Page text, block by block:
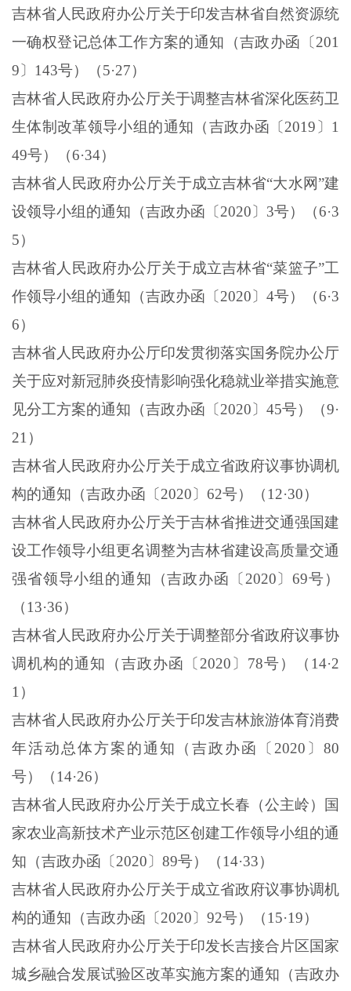
吉林省人民政府办公厅关于印发吉林省自然资源统
一确权登记总体工作方案的通知（吉政办函〔201
9〕 143号）（5·27）
吉林省人民政府办公厅关于调整吉林省深化医药卫
生体制改革领导小组的通知（吉政办函〔2019〕 1
49号）（6·34）
吉林省人民政府办公厅关于成立吉林省“大水网”建
设领导小组的通知（吉政办函〔2020〕 3号）（6·3
5）
吉林省人民政府办公厅关于成立吉林省“菜篮子”工
作领导小组的通知（吉政办函〔2020〕 4号）（6·3
6）
吉林省人民政府办公厅印发贯彻落实国务院办公厅
关于应对新冠肺炎疫情影响强化稳就业举措实施意
见分工方案的通知（吉政办函〔2020〕 45号）（9·
21 ）
吉林省人民政府办公厅关于成立省政府议事协调机
构的通知（吉政办函〔2020〕 62号）（12·30）
吉林省人民政府办公厅关于吉林省推进交通强国建
设工作领导小组更名调整为吉林省建设高质量交通
强省领导小组的通知（吉政办函〔2020〕69号）
（13·36）
吉林省人民政府办公厅关于调整部分省政府议事协
调机构的通知（吉政办函〔2020〕 78号）（ 14·2
1 ）
吉林省人民政府办公厅关于印发吉林旅游体育消费
年活动总体方案的通知（吉政办函〔 2020 〕80
号）（14·26）
吉林省人民政府办公厅关于成立长春（公主岭）国
家农业高新技术产业示范区创建工作领导小组的通
知（吉政办函〔2020〕 89号）（14·33）
吉林省人民政府办公厅关于成立省政府议事协调机
构的通知（吉政办函〔2020〕 92号）（15·19）
吉林省人民政府办公厅关于印发长吉接合片区国家
城乡融合发展试验区改革实施方案的通知（吉政办